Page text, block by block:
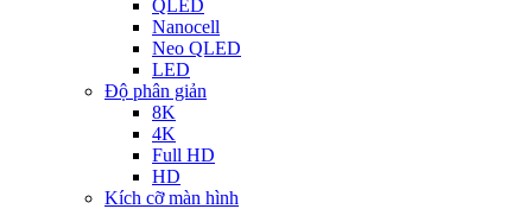
QLED
Nanocell
Neo QLED
LED
Độ phân giản
8K
4K
Full HD
HD
Kích cỡ màn hình